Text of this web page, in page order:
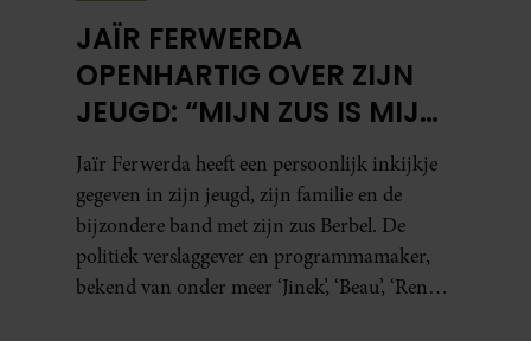
JAÏR FERWERDA
OPENHARTIG OVER ZIJN
JEUGD: “MIJN ZUS IS MIJN
MORELE KOMPAS”
Jaïr Ferwerda heeft een persoonlijk inkijkje
gegeven in zijn jeugd, zijn familie en de
bijzondere band met zijn zus Berbel. De
politiek verslaggever en programmamaker,
bekend van onder meer ‘Jinek’, ‘Beau’, ‘Renze’,